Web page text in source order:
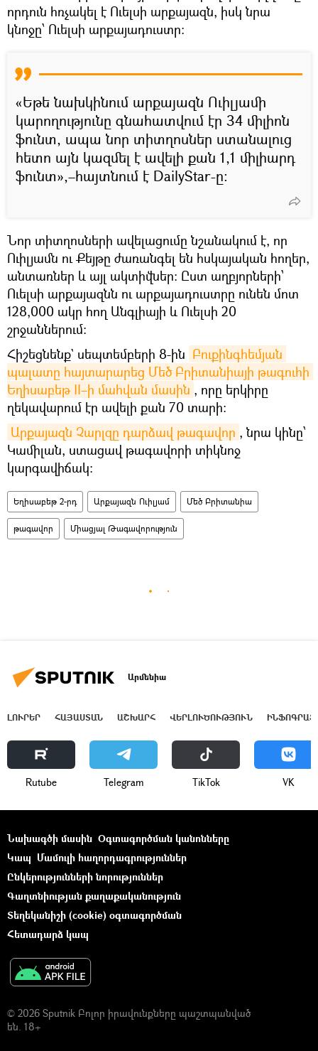
որդուն հռչակել է Ուելսի արքայազն, իսկ նրա
կնոջը՝ Ուելսի արքայադուստր։
«Եթե նախկինում արքայազն Ուիլյամի
կարողությունը գնահատվում էր 34 միլիոն
ֆունտ, ապա նոր տիտղոսներ ստանալուց
հետո այն կազմել է ավելի քան 1,1 միլիարդ
ֆունտ»,–հայտնում է DailyStar-ը։
Նոր տիտղոսների ավելացումը նշանակում է, որ
Ուիլյամն ու Քեյթը ժառանգել են հսկայական հողեր,
անտառներ և այլ ակտիվներ: Ըստ աղբյորների՝
Ուելսի արքայազնն ու արքայադուստրը ունեն մոտ
128,000 ակր հող Անգլիայի և Ուելսի 20
շրջաններում։
Հիշեցնենք` սեպտեմբերի 8-ին Բուքինգհեմյան
պալատը հայտարարեց Մեծ Բրիտանիայի թագուհի
Եղիսաբեթ II–ի մահվան մասին , որը երկիրը
ղեկավարում էր ավելի քան 70 տարի։
Արքայազն Չարլզը դարձավ թագավոր , նրա կինը՝
Կամիլան, ստացավ թագավորի տիկնոջ
կարգավիճակ։
Եղիսաբեթ 2-րդ Արքայազն Ուիլյամ Մեծ Բրիտանիա
թագավոր Միացյալ Թագավորություն
Արմենիա
ԼՈՒՐԵՐ ՀԱՅԱՍՏԱՆ ԱՇԽԱՐՀ ՎԵՐԼՈՒԾՈՒԹՅՈՒՆ
Rutube Telegram ТikТоk VK
Նախագծի մասին Օգտագործման կանոնները
Կապ Մամուլի հաղորդագրություններ
Ընկերությունների նորություններ
Գաղտնիության քաղաքականություն
Տեղեկանիշի (cookie) օգտագործման
Հետադարձ կապ
© 2026 Sputnik Բոլոր իրավունքները պաշտպանված
են. 18+